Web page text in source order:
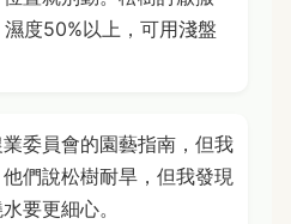
度50%以上，可用淺盤
委員會的園藝指南，但我
們說松樹耐旱，但我發現
要更細心。